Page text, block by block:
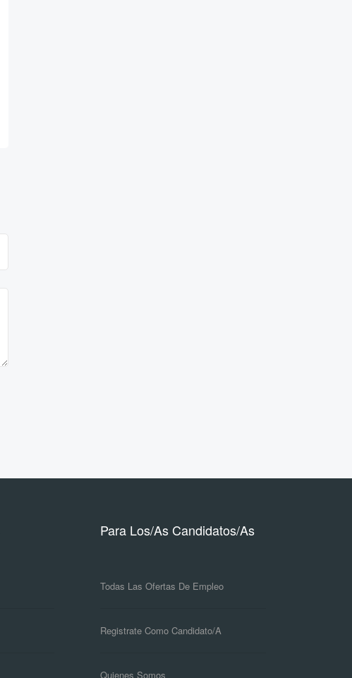
Para Los/as Candidatos/as
Todas Las Ofertas De Empleo
Registrate Como Candidato/a
Quienes Somos